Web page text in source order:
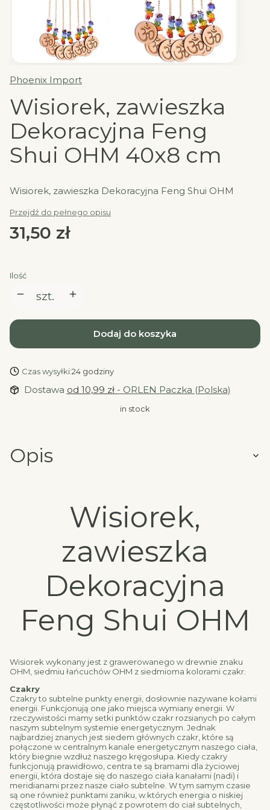
Phoenix Import
Wisiorek, zawieszka
Dekoracyjna Feng
Shui OHM 40x8 cm
Wisiorek, zawieszka Dekoracyjna Feng Shui OHM
Przejdź do pełnego opisu
Cena
31,50 zł
Ilość
szt.
Dodaj do koszyka
Czas wysyłki:24 godziny
Dostawa od 10,99 zł - ORLEN Paczka (Polska)
in stock
Opis
Wisiorek,
zawieszka
Dekoracyjna
Feng Shui OHM
Wisiorek wykonany jest z grawerowanego w drewnie znaku
OHM, siedmiu łańcuchów OHM z siedmioma kolorami czakr.
Czakry
Czakry to subtelne punkty energii, dosłownie nazywane kołami
energii. Funkcjonują one jako miejsca wymiany energii. W
rzeczywistości mamy setki punktów czakr rozsianych po całym
naszym subtelnym systemie energetycznym. Jednak
najbardziej znanych jest siedem głównych czakr, które są
połączone w centralnym kanale energetycznym naszego ciała,
który biegnie wzdłuż naszego kręgosłupa. Kiedy czakry
funkcjonują prawidłowo, centra te są bramami dla życiowej
energii, która dostaje się do naszego ciała kanałami (nadi) i
meridianami przez nasze ciało subtelne. W tym samym czasie
są one również punktami zaniku, w których energia o niskiej
częstotliwości może płynąć z powrotem do ciał subtelnych,